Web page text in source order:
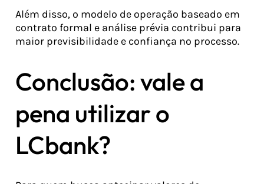
Além disso, o modelo de operação baseado em
contrato formal e análise prévia contribui para
maior previsibilidade e confiança no processo.
Conclusão: vale a
pena utilizar o
LCbank?